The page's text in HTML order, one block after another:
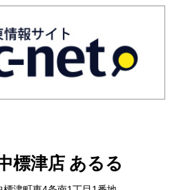
標津店 あるる